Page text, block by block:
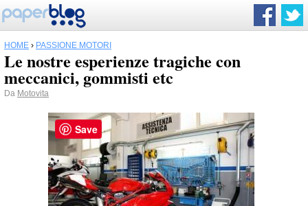
HOME › PASSIONE MOTORI
Le nostre esperienze tragiche con
meccanici, gommisti etc
Da Motovita
Save